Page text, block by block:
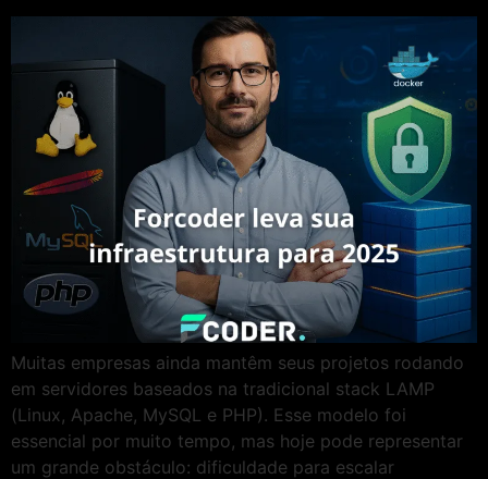
Muitas empresas ainda mantêm seus projetos rodando
em servidores baseados na tradicional stack LAMP
(Linux, Apache, MySQL e PHP). Esse modelo foi
essencial por muito tempo, mas hoje pode representar
um grande obstáculo: dificuldade para escalar